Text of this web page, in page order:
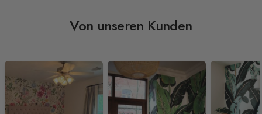
Von unseren Kunden